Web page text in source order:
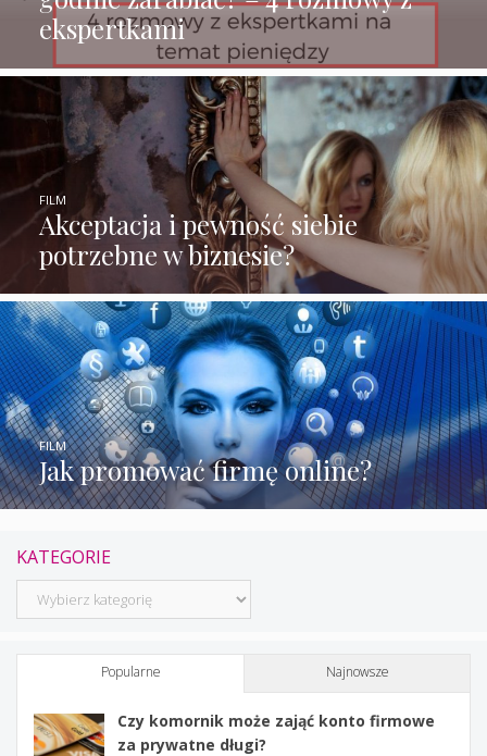
ekspertkami
Akceptacja i pewność siebie
potrzebne w biznesie?
FILM
Jak promować firmę online?
FILM
KATEGORIE
Kategorie
Popularne Najnowsze
Czy komornik może zająć konto firmowe
za prywatne długi?